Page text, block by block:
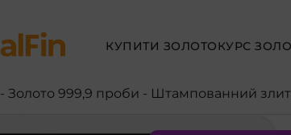
КУПИТИ ЗОЛОТОКУРС
- Золото 999,9 проби - Штампованний